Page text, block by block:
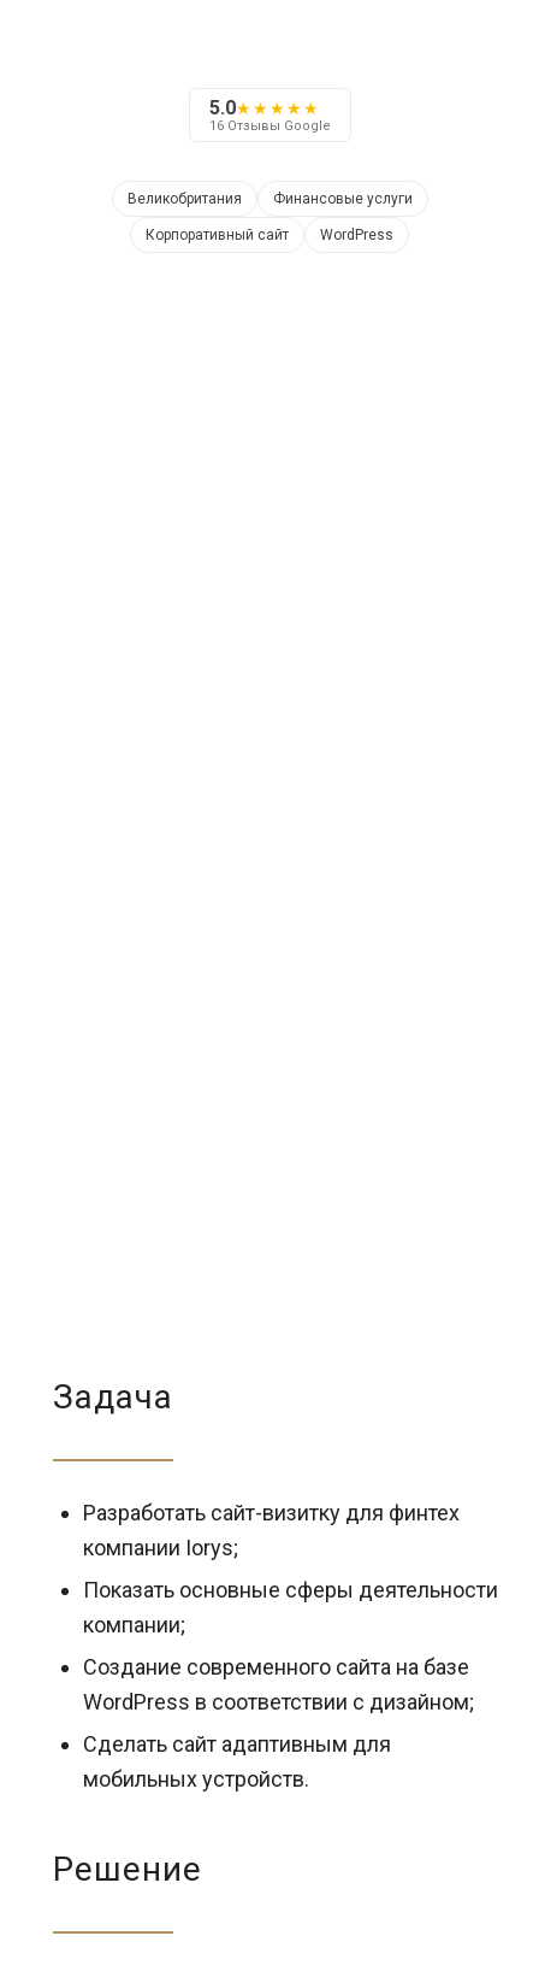
5.0★★★★★
16 Отзывы Google
Великобритания Финансовые услуги
Корпоративный сайт WordPress
Задача
Разработать сайт-визитку для финтех
компании Iorys;
Показать основные сферы деятельности
компании;
Создание современного сайта на базе
WordPress в соответствии с дизайном;
Сделать сайт адаптивным для
мобильных устройств.
Решение